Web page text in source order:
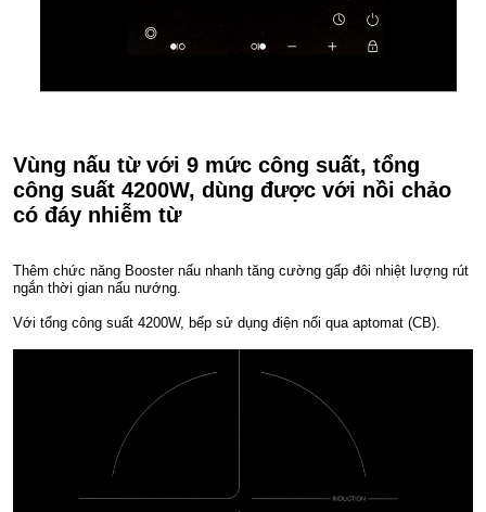
Vùng nấu từ với 9 mức công suất, tổng
công suất 4200W, dùng được với nồi chảo
có đáy nhiễm từ
Thêm chức năng Booster nấu nhanh tăng cường gấp đôi nhiệt lượng rút
ngắn thời gian nấu nướng.
Với tổng công suất 4200W, bếp sử dụng điện nối qua aptomat (CB).